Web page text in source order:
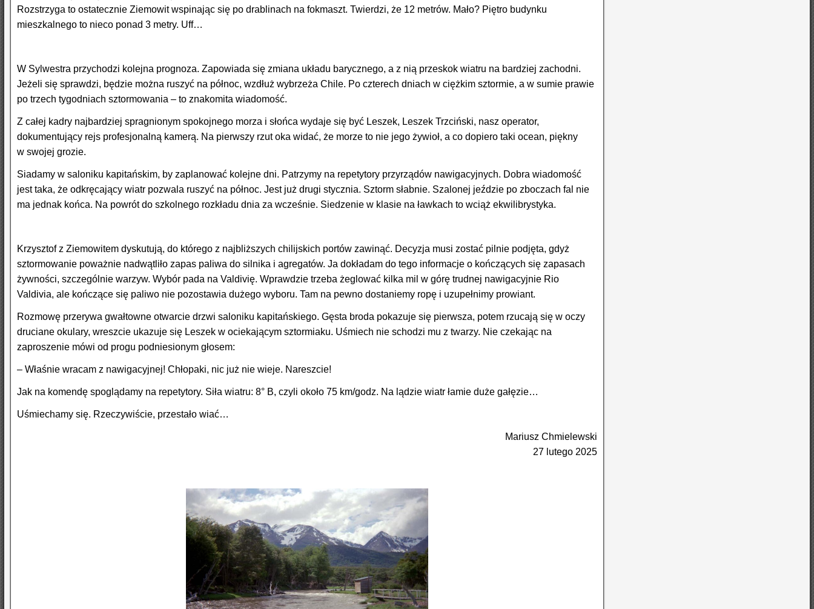
Rozstrzyga to ostatecznie Ziemowit wspinając się po drablinach na fokmaszt. Twierdzi, że 12 metrów. Mało? Piętro budynku
mieszkalnego to nieco ponad 3 metry. Uff…
W Sylwestra przychodzi kolejna prognoza. Zapowiada się zmiana układu barycznego, a z nią przeskok wiatru na bardziej zachodni.
Jeżeli się sprawdzi, będzie można ruszyć na północ, wzdłuż wybrzeża Chile. Po czterech dniach w ciężkim sztormie, a w sumie prawie
po trzech tygodniach sztormowania – to znakomita wiadomość.
Z całej kadry najbardziej spragnionym spokojnego morza i słońca wydaje się być Leszek, Leszek Trzciński, nasz operator,
dokumentujący rejs profesjonalną kamerą. Na pierwszy rzut oka widać, że morze to nie jego żywioł, a co dopiero taki ocean, piękny
w swojej grozie.
Siadamy w saloniku kapitańskim, by zaplanować kolejne dni. Patrzymy na repetytory przyrządów nawigacyjnych. Dobra wiadomość
jest taka, że odkręcający wiatr pozwala ruszyć na północ. Jest już drugi stycznia. Sztorm słabnie. Szalonej jeździe po zboczach fal nie
ma jednak końca. Na powrót do szkolnego rozkładu dnia za wcześnie. Siedzenie w klasie na ławkach to wciąż ekwilibrystyka.
Krzysztof z Ziemowitem dyskutują, do którego z najbliższych chilijskich portów zawinąć. Decyzja musi zostać pilnie podjęta, gdyż
sztormowanie poważnie nadwątliło zapas paliwa do silnika i agregatów. Ja dokładam do tego informacje o kończących się zapasach
żywności, szczególnie warzyw. Wybór pada na Valdivię. Wprawdzie trzeba żeglować kilka mil w górę trudnej nawigacyjnie Rio
Valdivia, ale kończące się paliwo nie pozostawia dużego wyboru. Tam na pewno dostaniemy ropę i uzupełnimy prowiant.
Rozmowę przerywa gwałtowne otwarcie drzwi saloniku kapitańskiego. Gęsta broda pokazuje się pierwsza, potem rzucają się w oczy
druciane okulary, wreszcie ukazuje się Leszek w ociekającym sztormiaku. Uśmiech nie schodzi mu z twarzy. Nie czekając na
zaproszenie mówi od progu podniesionym głosem:
– Właśnie wracam z nawigacyjnej! Chłopaki, nic już nie wieje. Nareszcie!
Jak na komendę spoglądamy na repetytory. Siła wiatru: 8° B, czyli około 75 km/godz. Na lądzie wiatr łamie duże gałęzie…
Uśmiechamy się. Rzeczywiście, przestało wiać…
Mariusz Chmielewski
27 lutego 2025